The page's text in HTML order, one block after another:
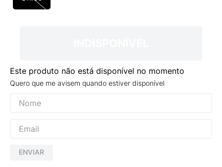
Este produto não está disponível no momento
Quero que me avisem quando estiver disponível
ENVIAR
VEJA COUNTRY